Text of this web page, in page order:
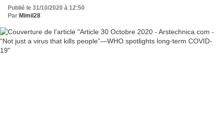
Publié le 31/10/2020 à 12:50
Par Mimil28